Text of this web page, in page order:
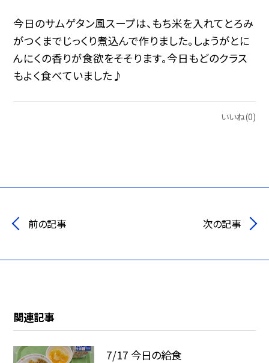
今日のサムゲタン風スープは、もち米を入れてとろみ
がつくまでじっくり煮込んで作りました。しょうがとに
んにくの香りが食欲をそそります。今日もどのクラス
もよく食べていました♪
いいね(0)
前の記事 次の記事
関連記事
7/17 今日の給食